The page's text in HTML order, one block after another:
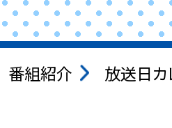
番組紹介 放送日カ